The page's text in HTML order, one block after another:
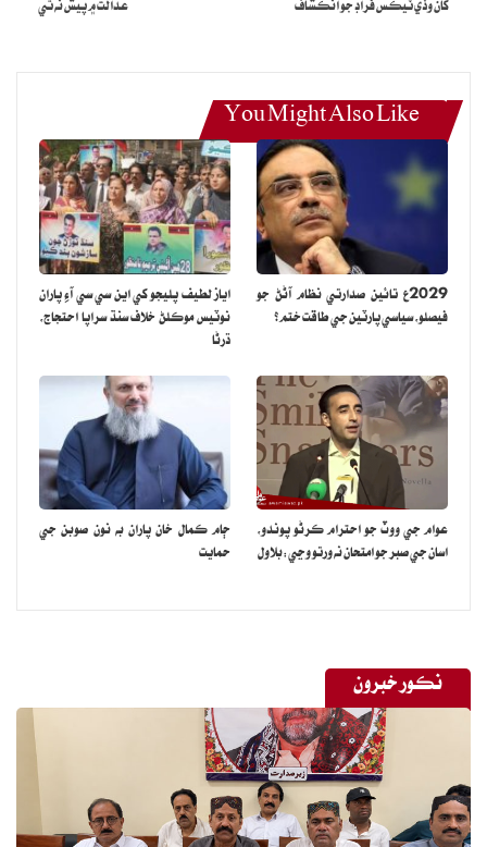
کان وڏي ٽيڪس فراڊ جو انڪشاف
عدالت ۾ پيش نه ٿي
You Might Also Like
2029ع تائين صدارتي نظام آڻڻ جو
فيصلو، سياسي پارٽين جي طاقت ختم؟
اياز لطيف پليجو کي اين سي سي آءِ پاران
نوٽيس موڪلڻ خلاف سنڌ سراپا احتجاج،
ڌرڻا
عوام جي ووٽ جو احترام ڪرڻو پوندو،
اسان جي صبر جو امتحان نه ورتو وڃي:بلاول
ڄام ڪمال خان پاران به نون صوبن جي
حمايت
نڪور خبرون